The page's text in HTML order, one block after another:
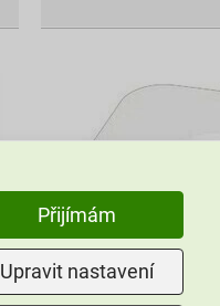
Přijímám
Upravit nastavení